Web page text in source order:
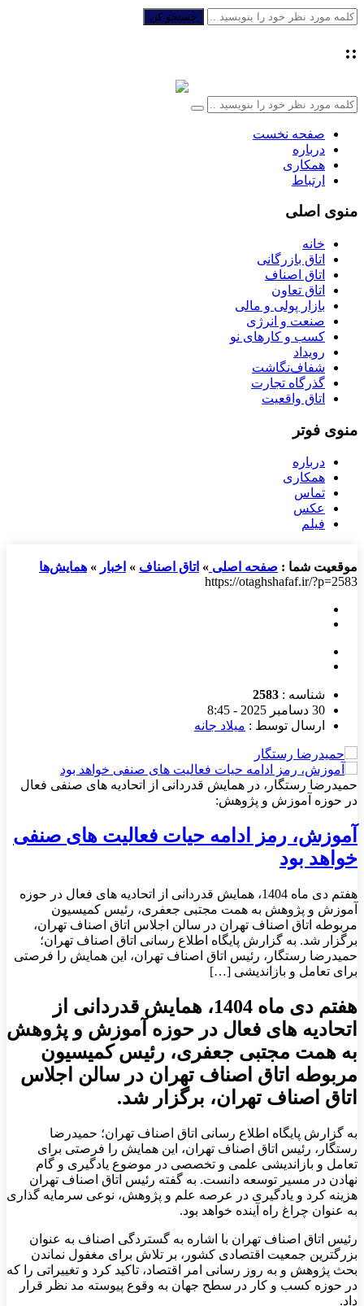
صفحه نخست
درباره
ارتباط
منوی اصلی
خانه
اتاق بازرگانی
اتاق اصناف
اتاق تعاون
بازار پولی و مالی
صنعت و انرژی
کسب و کارهای نو
رویداد
شفاف‌نگاشت
اتاق واقعیت
منوی فوتر
درباره
همکاری
تماس
https://otaghshafaf.ir/?p=2583
شناسه :2583
ارسال توسط :
در حوزه آموزش و پژوهش:
آموزش، رمز ادامه حیات فعالیت های صنفی
خواهد بود
هفتم دی ماه 1404، همایش قدردانی از اتحادیه های فعال در حوزه
آموزش و پژوهش به همت مجتبی جعفری، رئیس کمیسیون
مربوطه اتاق اصناف تهران در سالن اجلاس اتاق اصناف تهران،
برگزار شد. به گزارش پایگاه اطلاع رسانی اتاق اصناف تهران؛
برای تعامل و بازاندیشی […]
هفتم دی ماه 1404، همایش قدردانی از
اتحادیه های فعال در حوزه آموزش و پژوهش
به همت مجتبی جعفری، رئیس کمیسیون
مربوطه اتاق اصناف تهران در سالن اجلاس
اتاق اصناف تهران، برگزار شد.
به گزارش پایگاه اطلاع رسانی اتاق اصناف تهران؛ حمیدرضا
رستگار، رئیس اتاق اصناف تهران، این همایش را فرصتی برای
تعامل و بازاندیشی علمی و تخصصی در موضوع یادگیری و گام
نهادن در مسیر توسعه دانست. به گفته رئیس اتاق اصناف تهران
به عنوان چراغ راه آینده خواهد بود.
رئیس اتاق اصناف تهران با اشاره به گستردگی اصناف به عنوان
بزرگترین جمعیت اقتصادی کشور، بر تلاش برای مغفول نماندن
بحث پژوهش و به روز رسانی امر اقتصاد، تاکید کرد و تغییراتی را که